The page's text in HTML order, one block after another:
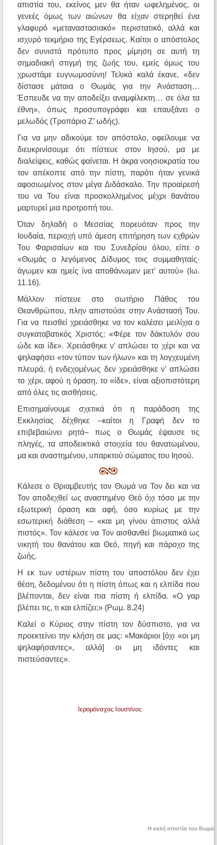
απιστία του, εκείνος μεν θα ήταν ωφελημένος, οι
γενεές όμως των αιώνων θα είχαν στερηθεί ένα
γλαφυρό «μεταναστασιακό» περιστατικό, αλλά και
ισχυρό τεκμήριο της Εγέρσεως. Καίτοι ο απόστολος
δεν συνιστά πρότυπο προς μίμηση σε αυτή τη
σημαδιακή στιγμή της ζωής του, εμείς όμως του
χρωστάμε ευγνωμοσύνη! Τελικά καλά έκανε, «δεν
δίστασε μάταια ο Θωμάς για την Ανάσταση…
Έσπευδε να την αποδείξει αναμφίλεκτη… σε όλα τα
έθνη», όπως προσυπογράφει και επαυξάνει ο
μελωδός (Τροπάριο Ζ’ ωδής).
Για να μην αδικούμε τον απόστολο, οφείλουμε να
διευκρινίσουμε ότι πίστευε στον Ιησού, μα με
διαλείψεις, καθώς φαίνεται. Η άκρα νοησιοκρατία του
τον απέκοπτε από την πίστη, παρότι ήταν γενικά
αφοσιωμένος στον μέγα Διδάσκαλο. Την προαίρεσή
του να Του είναι προσκολλημένος μέχρι θανάτου
μαρτυρεί μια προτροπή του.
Όταν δηλαδή ο Μεσσίας πορευόταν προς την
Ιουδαία, περιοχή υπό άμεση επιτήρηση των εχθρών
Του Φαρισαίων και του Συνεδρίου όλου, είπε ο
«Θωμάς ο λεγόμενος Δίδυμος τοις συμμαθηταίς·
άγωμεν και ημείς ίνα αποθάνωμεν μετ’ αυτού» (Ιω.
11.16).
Μάλλον πίστευε στο σωτήριο Πάθος του
Θεανθρώπου, πλην απιστούσε στην Ανάστασή Του.
Για να πεισθεί χρειάσθηκε να τον καλέσει μειλίχια ο
συγκαταβατικός Χριστός: «Φέρε τον δάκτυλόν σου
ώδε και ίδε». Χρειάσθηκε ν’ απλώσει το χέρι και να
ψηλαφήσει «τον τύπον των ήλων» και τη λογχευμένη
πλευρά, ή ενδεχομένως δεν χρειάσθηκε ν’ απλώσει
το χέρι, αφού η όραση, το «ίδε», είναι αξιοπιστότερη
από όλες τις αισθήσεις.
Επισημαίνουμε σχετικά ότι η παράδοση της
Εκκλησίας δέχθηκε –καίτοι η Γραφή δεν το
επιβεβαιώνει ρητά– πως ο Θωμάς έψαυσε τις
πληγές, τα αποδεικτικά στοιχεία του θανατωμένου,
μα και αναστημένου, υπαρκτού σώματος του Ιησού.
Κάλεσε ο Θριαμβευτής τον Θωμά να Τον δει και να
Τον αποδεχθεί ως αναστημένο Θεό όχι τόσο με την
εξωτερική όραση και αφή, όσο κυρίως με την
εσωτερική διάθεση – «και μη γίνου άπιστος αλλά
πιστός». Τον κάλεσε να Τον αισθανθεί βιωματικά ως
νικητή του θανάτου και Θεό, πηγή και πάροχο της
ζωής.
Η εκ των υστέρων πίστη του αποστόλου δεν έχει
θέση, δεδομένου ότι η πίστη όπως και η ελπίδα που
βλέπονται, δεν είναι πια πίστη ή ελπίδα. «Ο γαρ
βλέπει τις, τι και ελπίζει;» (Ρωμ. 8.24)
Καλεί ο Κύριος στην πίστη τον δύσπιστο, για να
προεκτείνει την κλήση σε μας: «Μακάριοι [όχι «οι μη
ψηλαφήσαντες», αλλά] οι μη ιδόντες και
πιστεύσαντες».
Ιερομόναχος Ιουστίνος
Η καλή απιστία του Θωμά